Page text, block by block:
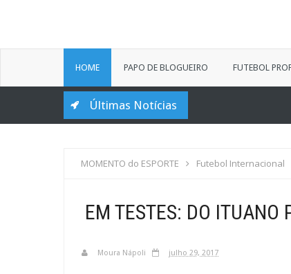
HOME PAPO DE BLOGUEIRO FUTEBOL
Últimas Notícias
MOMENTO do ESPORTE Futebol Internacional
EM TESTES: DO ITUANO
Moura Nápoli julho 29, 2017